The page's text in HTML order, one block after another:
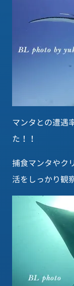
マンタとの遭遇
た！！
捕食マンタやク
活をしっかり観